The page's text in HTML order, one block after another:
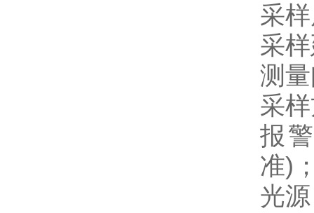
采
采
测
采
报
准)
光